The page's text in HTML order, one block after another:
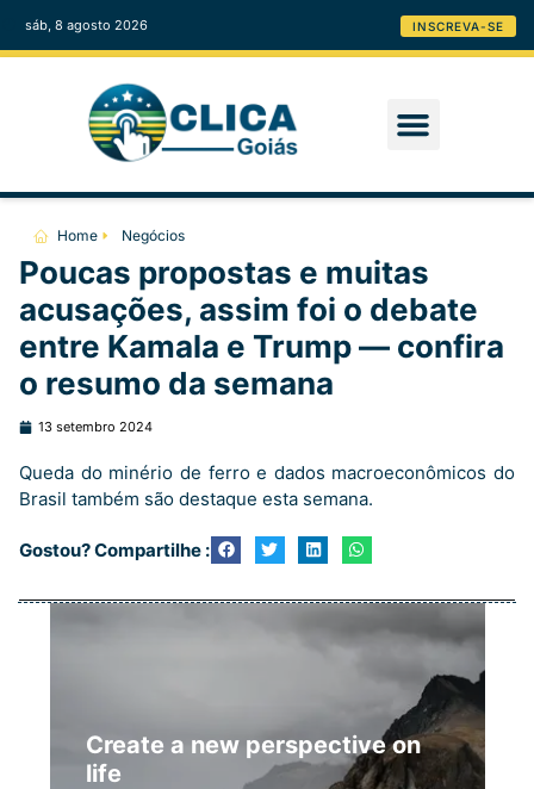
sáb, 8 agosto 2026 INSCREVA-SE
Home Negócios
Poucas propostas e muitas
acusações, assim foi o debate
entre Kamala e Trump — confira
o resumo da semana
13 setembro 2024
Queda do minério de ferro e dados macroeconômicos do
Brasil também são destaque esta semana.
Gostou? Compartilhe :
Create a new perspective on
life